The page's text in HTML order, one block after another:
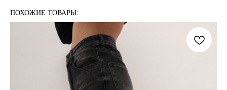
ПОХОЖИЕ ТОВАРЫ: